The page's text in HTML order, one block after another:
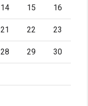
14 15 16
21 22 23
28 29 30